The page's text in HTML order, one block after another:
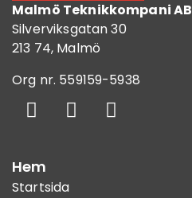
Malmö Teknikkompani AB
Silverviksgatan 30
213 74, Malmö
Org nr. 559159-5938
Hem
Startsida